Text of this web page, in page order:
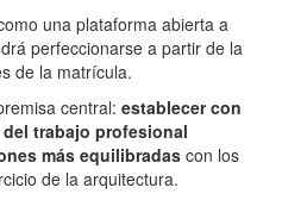
una plataforma abierta a
perfeccionarse a partir de la
de la matrícula.
central: establecer con
trabajo profesional
más equilibradas con los
de la arquitectura.